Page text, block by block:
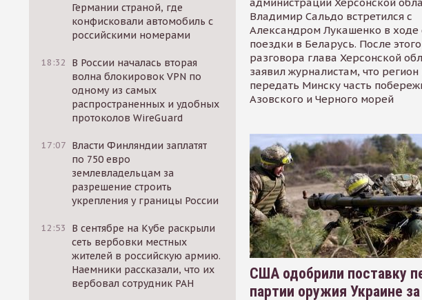
Германии страной, где
конфисковали автомобиль с
российскими номерами
18:32
В России началась вторая
волна блокировок VPN по
одному из самых
распространенных и удобных
протоколов WireGuard
17:07 Власти Финляндии заплатят
по 750 евро
землевладельцам за
разрешение строить
укрепления у границы России
12:53
В сентябре на Кубе раскрыли
сеть вербовки местных
жителей в российскую армию.
Наемники рассказали, что их
вербовал сотрудник РАН
Владимир Сальдо встретился с
Александром Лукашенко в ходе
поездки в Беларусь. После этого
разговора глава Херсонской
заявил журналистам, что регион
передать Минску часть
Азовского и Черного морей
США одобрили поставку
партии оружия Украине